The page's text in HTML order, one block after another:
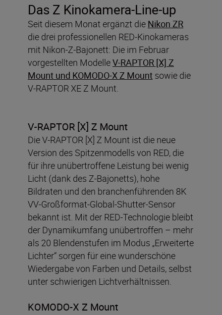
Das Z Kinokamera-Line-up
Seit diesem Monat ergänzt die Nikon ZR
die drei professionellen RED-Kinokameras
mit Nikon-Z-Bajonett: Die im Februar
vorgestellten ModelleV-RAPTOR [X] Z
Mount und KOMODO-X Z Mount sowie die
V-RAPTOR XE Z Mount.
V-RAPTOR [X] Z Mount
Die V-RAPTOR [X] Z Mount ist die neue
Version des Spitzenmodells von RED, die
für ihre unübertroffene Leistung bei wenig
Licht (dank des Z-Bajonetts), hohe
Bildraten und den branchenführenden 8K
VV-Großformat-Global-Shutter-Sensor
bekannt ist. Mit der RED-Technologie bleibt
der Dynamikumfang unübertroffen – mehr
als 20 Blendenstufen im Modus „Erweiterte
Lichter“ sorgen für eine wunderschöne
Wiedergabe von Farben und Details, selbst
unter schwierigen Lichtverhältnissen.
KOMODO-X Z Mount